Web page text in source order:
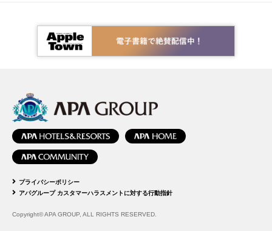
プライバシーポリシー
アパグループ カスタマーハラスメントに対する行動指針
Copyright© APA GROUP, ALL RIGHTS RESERVED.